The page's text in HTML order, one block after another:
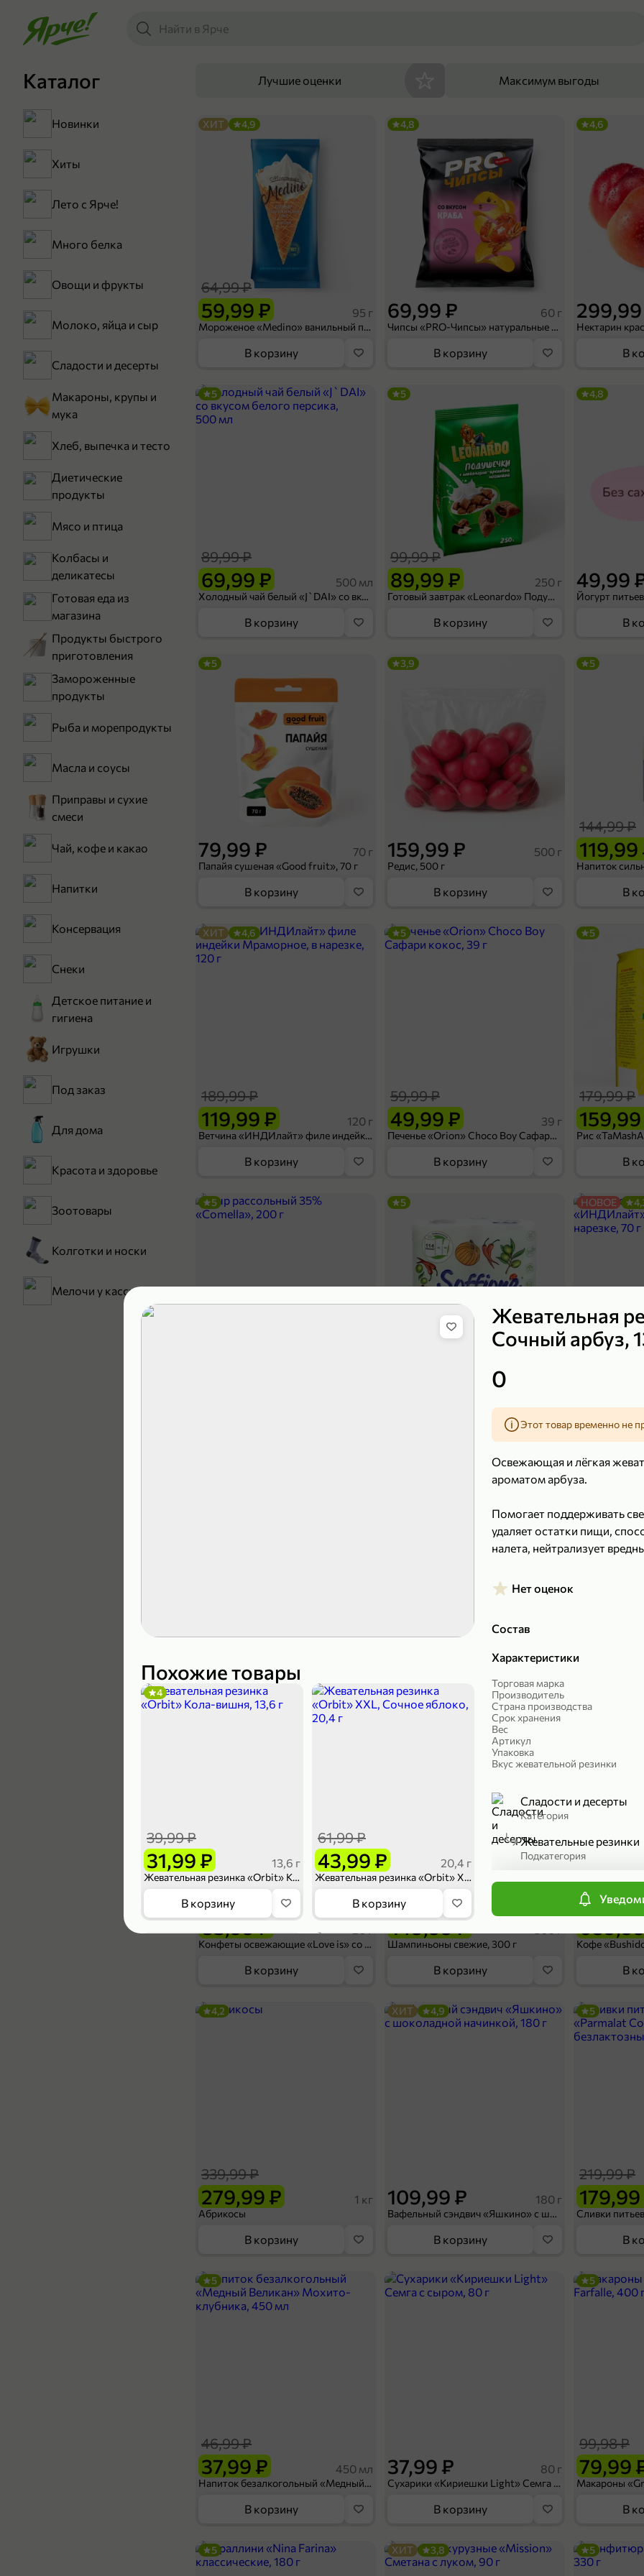
Похожие товары
31,99 ₽
39,99 ₽
13,6 г
Жевательная резинка «Orbit» Кола-вишня, 13,6 г
4
В корзину
43,99 ₽
61,99 ₽
20,4 г
Жевательная резинка «Orbit» XXL, Сочное яблоко, 20,4 г
В корзину
5
Жевательная
Сочный арбуз,
0
Этот товар временно не
Освежающая и лёгкая
ароматом арбуза.
Помогает поддерживать
удаляет остатки пищи,
налета, нейтрализует
Нет оценок
Состав
Характеристики
Торговая марка
Производитель
Страна производства
Срок хранения
Вес
Артикул
Упаковка
Вкус жевательной резинки
Сладости и десерты
Категория
Жевательные резинки
Подкатегория
Каталог
Новинки
Хиты
Лето с Ярче!
Много белка
Овощи и фрукты
Молоко, яйца и сыр
Сладости и десерты
Макароны, крупы и
мука
Хлеб, выпечка и тесто
Диетические
продукты
Мясо и птица
Колбасы и
деликатесы
Готовая еда из
магазина
Продукты быстрого
приготовления
Замороженные
продукты
Рыба и морепродукты
Масла и соусы
Приправы и сухие
смеси
Чай, кофе и какао
Напитки
Консервация
Снеки
Детское питание и
гигиена
Игрушки
Под заказ
Для дома
Красота и здоровье
Зоотовары
Колготки и носки
Мелочи у кассы
Лучшие оценки Максимум выгоды
59,99 ₽
64,99 ₽
95 г
Мороженое «Medino» ванильный пломбир в рожке, 95 г
ХИТ 4,9
В корзину
69,99 ₽ 60 г
Чипсы «PRO-Чипсы» натуральные картофельные со вкусом краба, 60 г
4,8
В корзину
Нектарин
4,6
В
69,99 ₽
89,99 ₽
500 мл
Холодный чай белый «J`DAI» со вкусом белого персика, 500 мл
5
В корзину
89,99 ₽
99,99 ₽
250 г
Готовый завтрак «Leonardo» Подушечки с шоколадно-ореховой начинкой, 250 г
5
В корзину
49,99
4,8
В
79,99 ₽ 70 г
Папайя сушеная «Good fruit», 70 г
5
В корзину
159,99 ₽ 500 г
Редис, 500 г
3,9
В корзину
119,99
144,99 ₽
5
В
119,99 ₽
189,99 ₽
120 г
Ветчина «ИНДИлайт» филе индейки Мраморное, в нарезке, 120 г
ХИТ 4,6
В корзину
49,99 ₽
59,99 ₽
39 г
Печенье «Orion» Choco Boy Сафари кокос, 39 г
5
В корзину
179,99 ₽
5
В
5
Полотенца бумажные «Soffione» MENU, 2 рулона, 120 г
5 НОВОЕ
В
119,99 ₽
В корзину
189,99 ₽
150 г
В корзину
83,99 ₽
104,99 ₽
Конфеты освежающие «Love is» со вкусом морской соли и маракуйи, 20 г
В корзину
149,99 ₽
169,99 ₽
Шампиньоны свежие, 300 г
В корзину
839,99 ₽
В
279,99 ₽
339,99 ₽
1 кг
Абрикосы
4,2
В корзину
109,99 ₽ 180 г
Вафельный сэндвич «Яшкино» с шоколадной начинкой, 180 г
ХИТ 4,9
В корзину
219,99 ₽
5
В
37,99 ₽
46,99 ₽
450 мл
Напиток безалкогольный «Медный Великан» Мохито-клубника, 450 мл
5
В корзину
37,99 ₽ 80 г
Сухарики «Кириешки Light» Семга с сыром, 80 г
В корзину
79,99
99,98 ₽
5
В
5 ХИТ 3,8 5